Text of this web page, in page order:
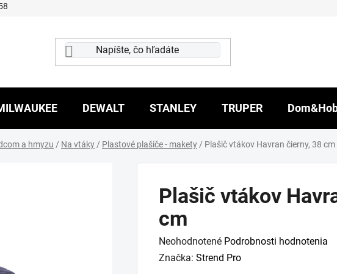
DEWALT STANLEY TRUPER
a hmyzu / Na vtáky / Plastové plašiče - makety / Plašič vtákov Havran čierny, 38 cm
Plašič vtákov
cm
Priemerné
hodnotenie
Neohodnotené Podrobnosti hodnotenia
Značka: Strend Pro